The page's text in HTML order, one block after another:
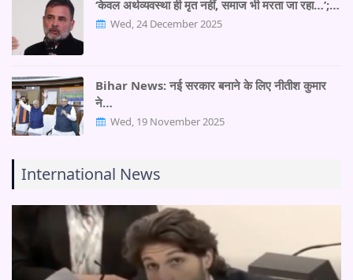
‘केवल अर्थव्यवस्था ही मृत नहीं, समाज भी मरता जा रहा…’;…
Wed, 24 December 2025
Bihar News: नई सरकार बनाने के लिए नीतीश कुमार
ने…
Wed, 19 November 2025
International News